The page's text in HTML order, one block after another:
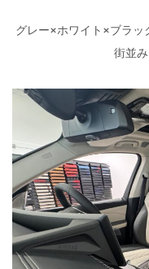
グレー×ホワイト×ブラッ
街並